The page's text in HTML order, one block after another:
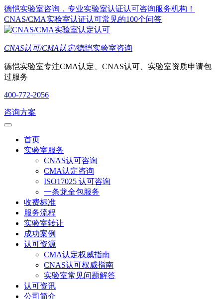
德恺实验室咨询，专业实验室认证认可咨询服务机构！
CNAS/CMA实验室认证认可常见的100个问答
CNAS认可/CMA认定/德恺实验室咨询
德恺实验室专注CMA认定、CNAS认可、实验室资质申请包
过服务
400-772-2056
咨询方案
首页
实验室服务
CNAS认可咨询
CMA认定咨询
ISO17025 认可咨询
一条龙全包服务
收费标准
服务流程
实验室转让
成功案例
认可资源
CMA认定权威指南
CNAS认可权威指南
实验室常见问题解答
认可资讯
公司简介